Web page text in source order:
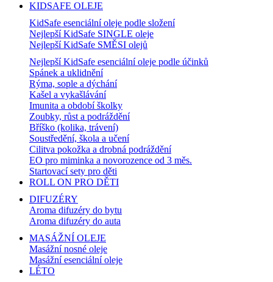
KIDSAFE OLEJE
KidSafe esenciální oleje podle složení
Nejlepší KidSafe SINGLE oleje
Nejlepší KidSafe SMĚSI olejů
Nejlepší KidSafe esenciální oleje podle účinků
Spánek a uklidnění
Rýma, sople a dýchání
Kašel a vykašlávání
Imunita a období školky
Zoubky, růst a podráždění
Bříško (kolika, trávení)
Soustředění, škola a učení
Cilitva pokožka a drobná podráždění
EO pro miminka a novorozence od 3 měs.
Startovací sety pro děti
ROLL ON PRO DĚTI
DIFUZÉRY
Aroma difuzéry do bytu
Aroma difuzéry do auta
MASÁŽNÍ OLEJE
Masážní nosné oleje
Masážní esenciální oleje
LÉTO